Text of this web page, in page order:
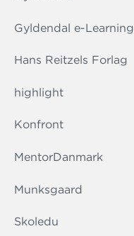
Gyldendal e-Learning
Hans Reitzels Forlag
highlight
Konfront
MentorDanmark
Munksgaard
Skoledu